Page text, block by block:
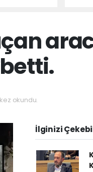
okundu.
İlginizi